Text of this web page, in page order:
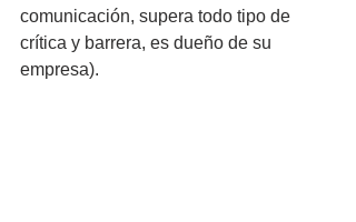
comunicación, supera todo tipo de
crítica y barrera, es dueño de su
empresa).